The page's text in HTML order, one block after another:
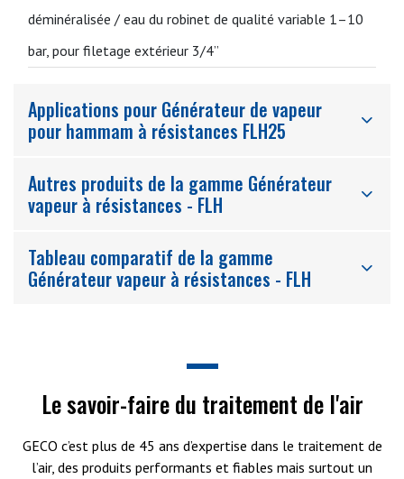
déminéralisée / eau du robinet de qualité variable 1–10
bar, pour filetage extérieur 3/4”
Applications pour Générateur de vapeur
pour hammam à résistances FLH25
Autres produits de la gamme Générateur
vapeur à résistances - FLH
Tableau comparatif de la gamme
Générateur vapeur à résistances - FLH
Le savoir-faire du traitement de l'air
GECO c’est plus de 45 ans d’expertise dans le traitement de
l’air, des produits performants et fiables mais surtout un